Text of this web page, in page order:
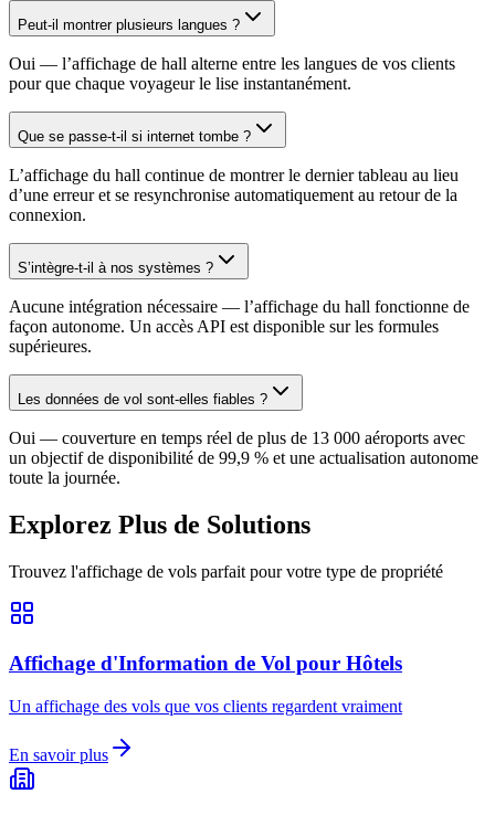
Peut-il montrer plusieurs langues ?
Oui — l’affichage de hall alterne entre les langues de vos clients
pour que chaque voyageur le lise instantanément.
Que se passe-t-il si internet tombe ?
L’affichage du hall continue de montrer le dernier tableau au lieu
d’une erreur et se resynchronise automatiquement au retour de la
connexion.
S’intègre-t-il à nos systèmes ?
Aucune intégration nécessaire — l’affichage du hall fonctionne de
façon autonome. Un accès API est disponible sur les formules
supérieures.
Les données de vol sont-elles fiables ?
Oui — couverture en temps réel de plus de 13 000 aéroports avec
un objectif de disponibilité de 99,9 % et une actualisation autonome
toute la journée.
Explorez Plus de Solutions
Trouvez l'affichage de vols parfait pour votre type de propriété
Affichage d'Information de Vol pour Hôtels
Un affichage des vols que vos clients regardent vraiment
En savoir plus